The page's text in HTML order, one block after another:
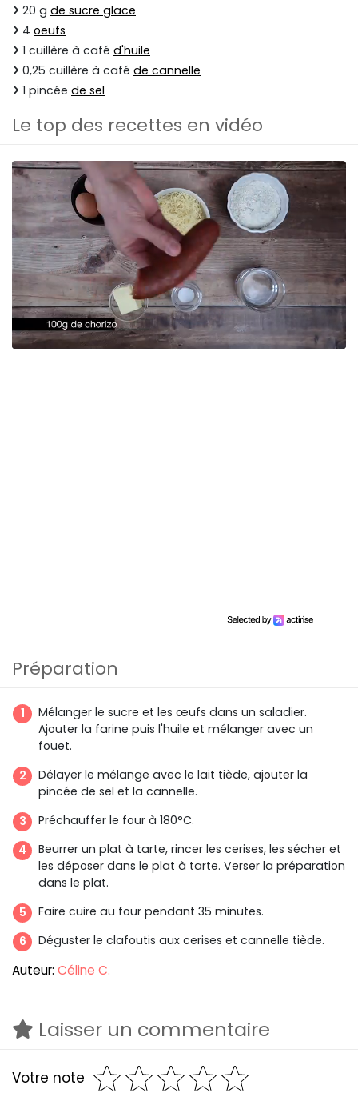
20 g de sucre glace
4 oeufs
1 cuillère à café d'huile
0,25 cuillère à café de cannelle
1 pincée de sel
Le top des recettes en vidéo
Préparation
Mélanger le sucre et les œufs dans un saladier.
Ajouter la farine puis l'huile et mélanger avec un
fouet.
Délayer le mélange avec le lait tiède, ajouter la
pincée de sel et la cannelle.
Préchauffer le four à 180°C.
Beurrer un plat à tarte, rincer les cerises, les sécher et
les déposer dans le plat à tarte. Verser la préparation
dans le plat.
Faire cuire au four pendant 35 minutes.
Déguster le clafoutis aux cerises et cannelle tiède.
Auteur: Céline C.
Laisser un commentaire
Votre note